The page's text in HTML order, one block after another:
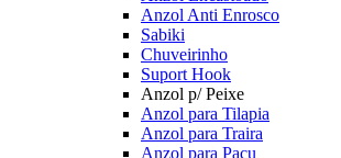
Anzol Anti Enrosco
Sabiki
Chuveirinho
Suport Hook
Anzol p/ Peixe
Anzol para Tilapia
Anzol para Traira
Anzol para Pacu